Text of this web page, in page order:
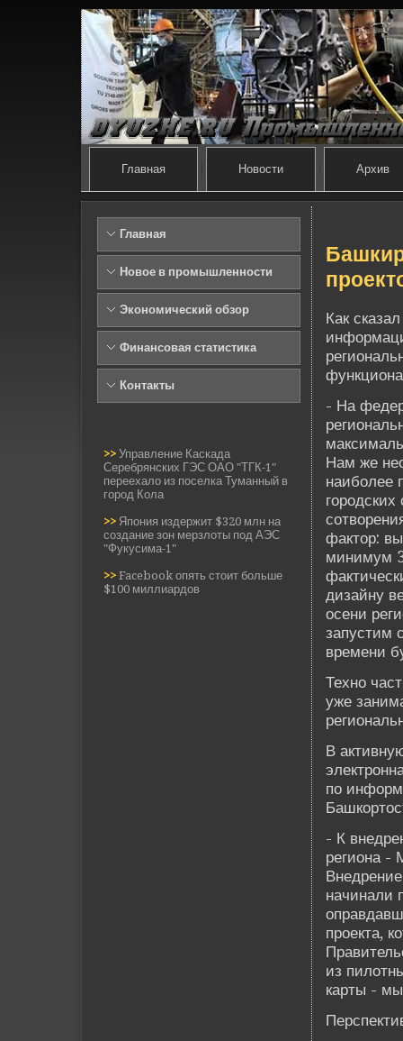
Главная Новости Архив
Главная
Новое в промышленности
Экономический обзор
Финансовая статистика
Контакты
>> Управление Каскада
Серебрянских ГЭС ОАО "ТГК-1"
переехало из поселка Туманный в
город Кола
>> Япония издержит $320 млн на
создание зон мерзлоты под АЭС
"Фукусима-1"
>> Facebook опять стоит больше
$100 миллиардов
Как
- На
Нам же
наиболее
фактор:
минимум
дизайну
осени
запустим
времени
Техно
уже
В
по
- К
региона -
начинали
проекта,
из
карты -